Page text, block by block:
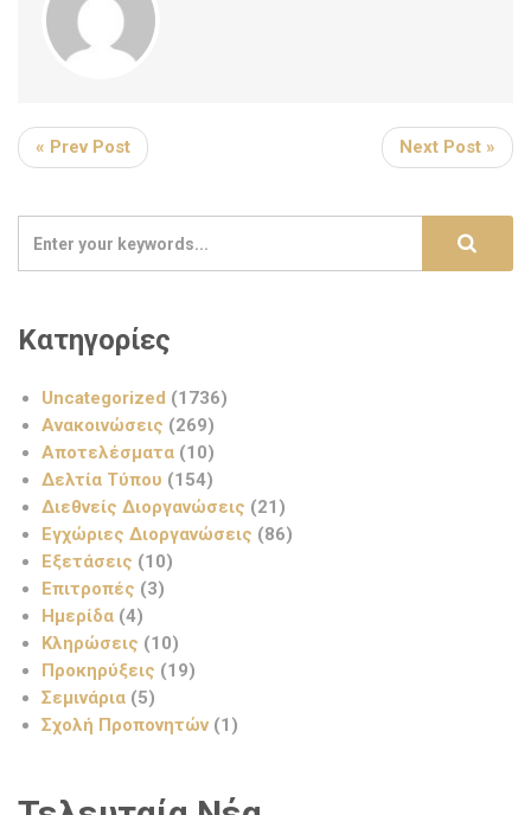
« Prev Post Next Post »
Κατηγορίες
Uncategorized (1736)
Ανακοινώσεις (269)
Αποτελέσματα (10)
Δελτία Τύπου (154)
Διεθνείς Διοργανώσεις (21)
Εγχώριες Διοργανώσεις (86)
Εξετάσεις (10)
Επιτροπές (3)
Ημερίδα (4)
Κληρώσεις (10)
Προκηρύξεις (19)
Σεμινάρια (5)
Σχολή Προπονητών (1)